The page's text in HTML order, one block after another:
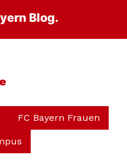
Blog.
FC Bayern Frauen